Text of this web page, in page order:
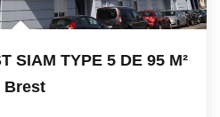
SIAM TYPE 5 DE 95 M²
Brest